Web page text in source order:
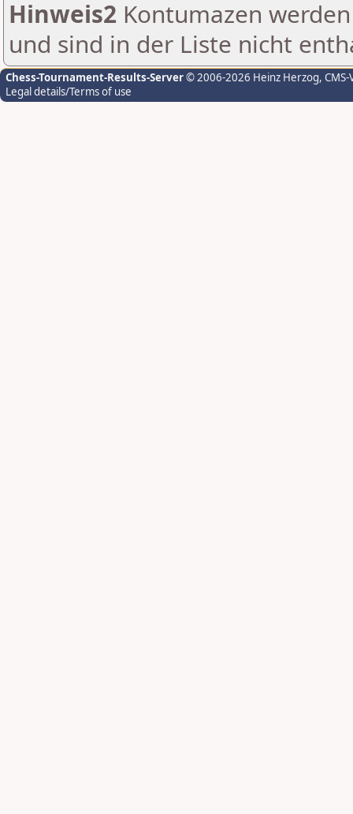
Hinweis2 Kontumazen
und sind in der Liste nicht
Chess-Tournament-Results-Server© 2006-2026 Heinz Herzog,
Legal details/Terms of use